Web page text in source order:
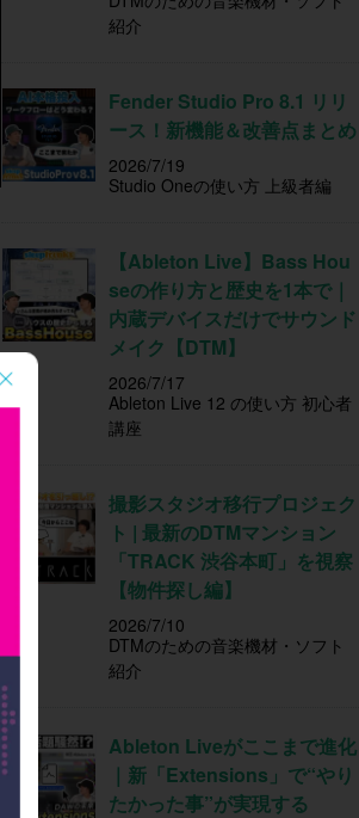
紹介
Fender Studio Pro 8.1 リリ
ース！新機能＆改善点まとめ
2026/7/19
Studio Oneの使い方 上級者編
【Ableton Live】Bass Hou
seの作り方と歴史を1本で｜
内蔵デバイスだけでサウンド
メイク【DTM】
2026/7/17
Ableton Live 12 の使い方 初心者
講座
撮影スタジオ移行プロジェク
ト | 最新のDTMマンション
「TRACK 渋谷本町」を視察
【物件探し編】
2026/7/10
DTMのための音楽機材・ソフト
紹介
Ableton Liveがここまで進化
｜新「Extensions」で“やり
たかった事”が実現する